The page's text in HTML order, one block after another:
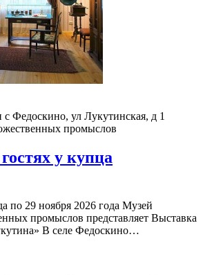
Федоскино, ул Лукутинская, д 1
промыслов
у купца
по 29 ноября 2026 года Музей
промыслов представляет Выставка
В селе Федоскино…